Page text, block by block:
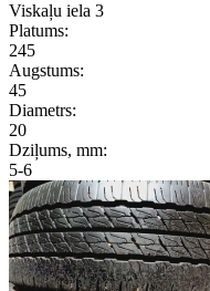
Viskaļu iela 3
Platums:
245
Augstums:
45
Diametrs:
20
Dziļums, mm:
5-6